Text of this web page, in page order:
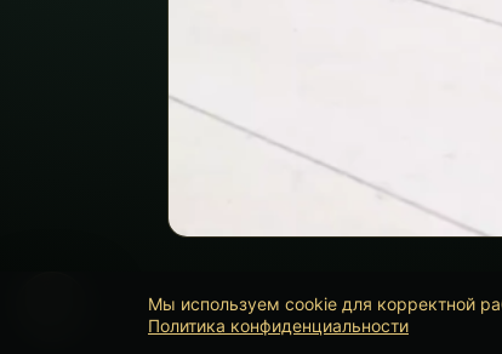
Мы используем cookie для корректной
Политика конфиденциальности